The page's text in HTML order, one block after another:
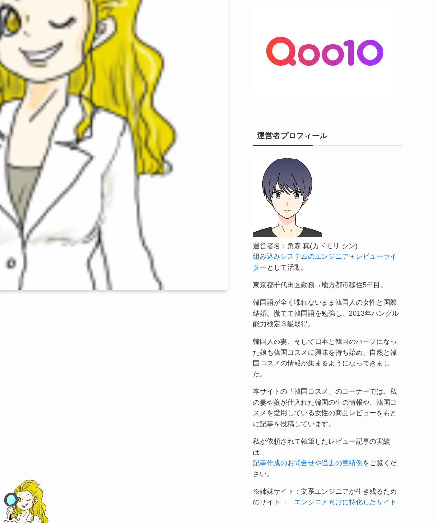
運営者プロフィール
運営者名：角森 真(カドモリ シン)
組み込みシステムのエンジニア ＋ レビューライ
ターとして活動。
東京都千代田区勤務→地方都市移住5年目。
韓国語が全く喋れないまま韓国人の女性と国際
結婚。慌てて韓国語を勉強し、2013年ハングル
能力検定３級取得。
韓国人の妻、そして日本と韓国のハーフになっ
た娘も韓国コスメに興味を持ち始め、自然と韓
国コスメの情報が集まるようになってきまし
た。
本サイトの「韓国コスメ」のコーナーでは、私
の妻や娘が仕入れた韓国の生の情報や、韓国コ
スメを愛用している女性の商品レビューをもと
に記事を投稿しています。
私が依頼されて執筆したレビュー記事の実績
は、
記事作成のお問合せや過去の実績例 をご覧くだ
さい。
※姉妹サイト：文系エンジニアが生き残るため
のサイト→ エンジニア向けに特化したサイト